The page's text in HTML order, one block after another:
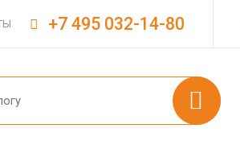
+7 495 032-14-80